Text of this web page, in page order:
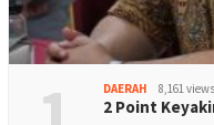
DAERAH 8,161 views
2 Point